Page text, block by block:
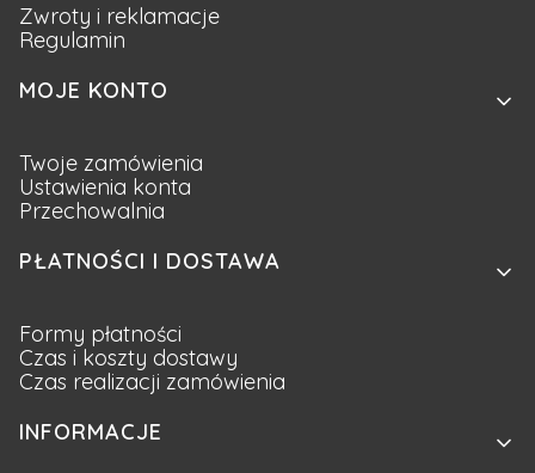
Zwroty i reklamacje
Regulamin
MOJE KONTO
Twoje zamówienia
Ustawienia konta
Przechowalnia
PŁATNOŚCI I DOSTAWA
Formy płatności
Czas i koszty dostawy
Czas realizacji zamówienia
INFORMACJE